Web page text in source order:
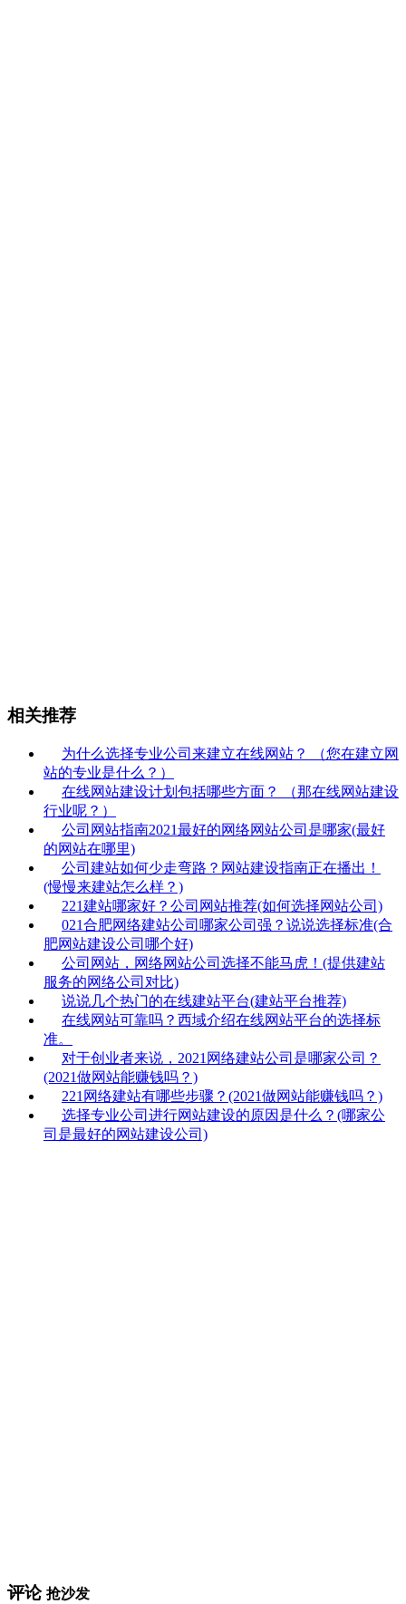
相关推荐
为什么选择专业公司来建立在线网站？ （您在建立网
站的专业是什么？）
在线网站建设计划包括哪些方面？ （那在线网站建设
行业呢？）
公司网站指南2021最好的网络网站公司是哪家(最好
的网站在哪里)
公司建站如何少走弯路？网站建设指南正在播出！
(慢慢来建站怎么样？)
221建站哪家好？公司网站推荐(如何选择网站公司)
021合肥网络建站公司哪家公司强？说说选择标准(合
肥网站建设公司哪个好)
公司网站，网络网站公司选择不能马虎！(提供建站
服务的网络公司对比)
说说几个热门的在线建站平台(建站平台推荐)
在线网站可靠吗？西域介绍在线网站平台的选择标
准。
对于创业者来说，2021网络建站公司是哪家公司？
(2021做网站能赚钱吗？)
221网络建站有哪些步骤？(2021做网站能赚钱吗？)
选择专业公司进行网站建设的原因是什么？(哪家公
司是最好的网站建设公司)
评论 抢沙发